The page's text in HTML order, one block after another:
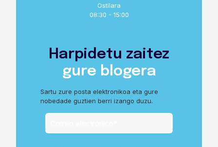
Ostilara
08:30 - 15:00
Harpidetu zaitez
gure blogera
Sartu zure posta elektronikoa eta gure
nobedade guztien berri izango duzu.